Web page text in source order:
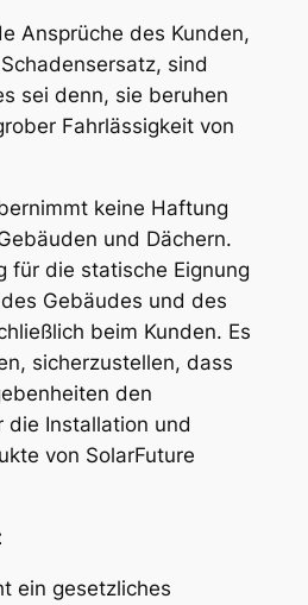
Ansprüche des Kunden,
sind
sei denn, sie beruhen
Fahrlässigkeit von
keine Haftung
und Dächern.
für die statische Eignung
Gebäudes und des
beim Kunden. Es
sicherzustellen, dass
den
die Installation und
von SolarFuture
ein gesetzliches